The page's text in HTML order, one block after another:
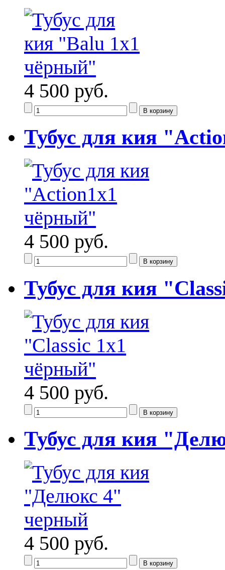
4 500 руб.
Тубус для кия
4 500 руб.
Тубус для кия
4 500 руб.
Тубус для кия
4 500 руб.